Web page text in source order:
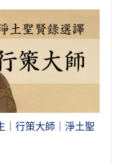
｜行策大師｜淨土聖